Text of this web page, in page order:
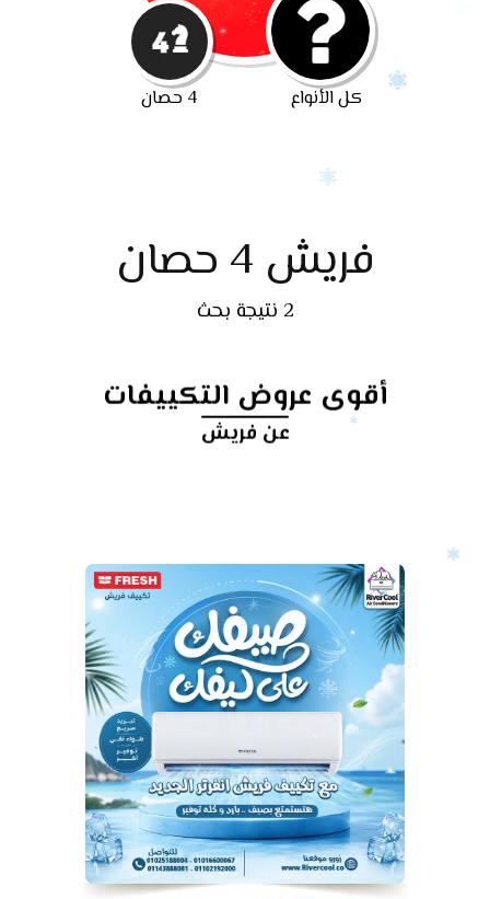
4 حصان كل الأنواع
فريش 4 حصان
2 نتيجة بحث
أقوى عروض التكييفات
عن فريش
❄️✨ فريش إنفرتر إيليت 1.5 حصان...
تكنولوجيا توفرلك راحة أكتر!